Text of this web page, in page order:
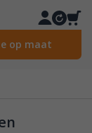
op maat